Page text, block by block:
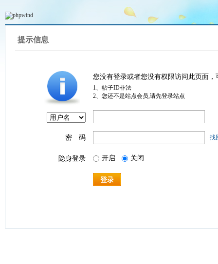
提示信息
您没有登录或者您没有权限访问此页面
1、帖子ID非法
2、您还不是站点会员,请先登录站点
密 码 找
隐身登录 开启 关闭
登录